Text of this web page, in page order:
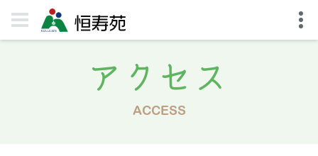
アクセス
ACCESS